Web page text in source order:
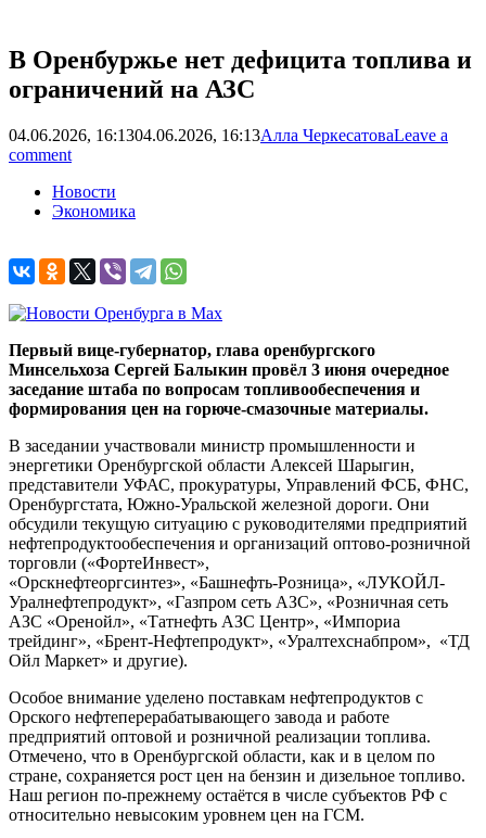
В Оренбуржье нет дефицита топлива и
ограничений на АЗС
04.06.2026, 16:1304.06.2026, 16:13Алла ЧеркесатоваLeave a
comment
Новости
Экономика
Первый вице-губернатор, глава оренбургского
Минсельхоза Сергей Балыкин провёл 3 июня очередное
заседание штаба по вопросам топливообеспечения и
формирования цен на горюче-смазочные материалы.
В заседании участвовали министр промышленности и
энергетики Оренбургской области Алексей Шарыгин,
представители УФАС, прокуратуры, Управлений ФСБ, ФНС,
Оренбургстата, Южно-Уральской железной дороги. Они
обсудили текущую ситуацию с руководителями предприятий
нефтепродуктообеспечения и организаций оптово-розничной
торговли («ФортеИнвест»,
«Орскнефтеоргсинтез», «Башнефть-Розница», «ЛУКОЙЛ-
Уралнефтепродукт», «Газпром сеть АЗС», «Розничная сеть
АЗС «Оренойл», «Татнефть АЗС Центр», «Импориа
трейдинг», «Брент-Нефтепродукт», «Уралтехснабпром», «ТД
Ойл Маркет» и другие).
Особое внимание уделено поставкам нефтепродуктов с
Орского нефтеперерабатывающего завода и работе
предприятий оптовой и розничной реализации топлива.
Отмечено, что в Оренбургской области, как и в целом по
стране, сохраняется рост цен на бензин и дизельное топливо.
Наш регион по-прежнему остаётся в числе субъектов РФ с
относительно невысоким уровнем цен на ГСМ.